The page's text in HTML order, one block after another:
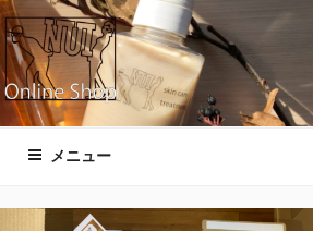
インショップ
メニュー